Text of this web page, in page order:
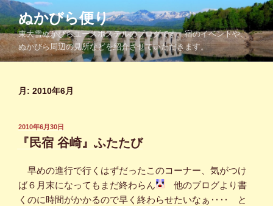
コ
ン
テ
ン
ツ
ぬかびら便り
東大雪ぬかびらユースホステルのブログです。宿のイベントや、
ぬかびら周辺の見所などを紹介させていただきます。
月: 2010年6月
投
日:
2010年6月30日
『民宿 谷崎』ふたたび
早めの進行で行くはずだったこのコーナー、気がつけ
ば６月末になってもまだ終わらん
他のブログより書
くのに時間がかかるので早く終わらせたいなぁ‥‥ と